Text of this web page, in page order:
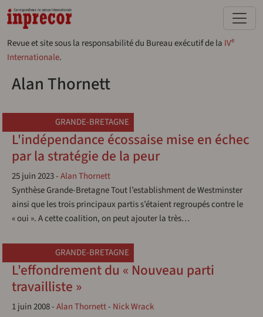
Aller au contenu principal
Revue et site sous la responsabilité du Bureau exécutif de la IVe
Internationale.
Alan Thornett
GRANDE-BRETAGNE
L'indépendance écossaise mise en échec
par la stratégie de la peur
25 juin 2023-Alan Thornett
Synthèse Grande-Bretagne Tout l’establishment de Westminster
ainsi que les trois principaux partis s’étaient regroupés contre le
« oui ». A cette coalition, on peut ajouter la très…
GRANDE-BRETAGNE
L'effondrement du « Nouveau parti
travailliste »
1 juin 2008-Alan Thornett- Nick Wrack